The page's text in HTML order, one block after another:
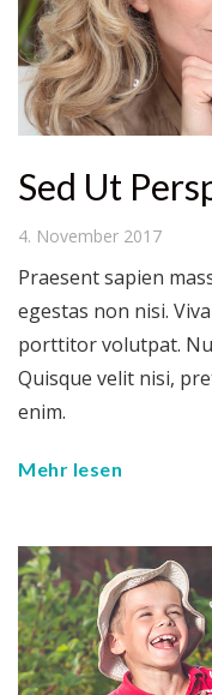
Sed Ut
4. November 2017
Praesent sapien
egestas non nisi.
porttitor volutpat.
Quisque velit nisi,
enim.
Mehr lesen